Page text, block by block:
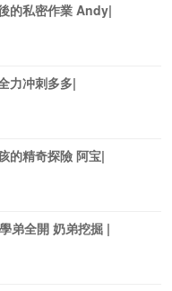
的私密作業 Andy|
力冲刺多多|
的精奇探險 阿宝|
弟全開 奶弟挖掘 |